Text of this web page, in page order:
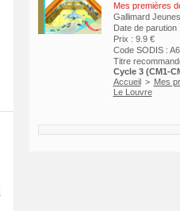
Mes premières
Gallimard
Date de parution
Prix : 9.9 €
Code SODIS :
Titre
Cycle 3 (CM1-
Accueil > Mes
Le Louvre